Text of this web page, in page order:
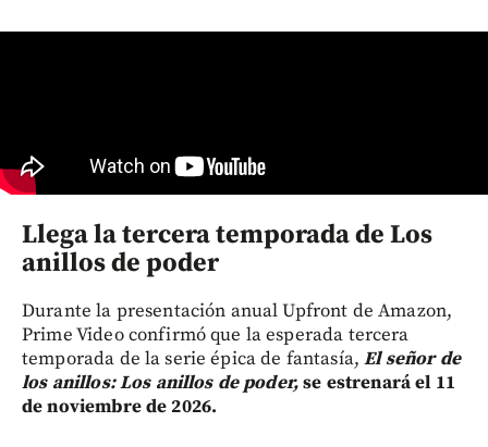
Llega la tercera temporada de Los
anillos de poder
Durante la presentación anual Upfront de Amazon,
Prime Video confirmó que la esperada tercera
temporada de la serie épica de fantasía, El señor de
los anillos: Los anillos de poder,se estrenará el 11
de noviembre de 2026.